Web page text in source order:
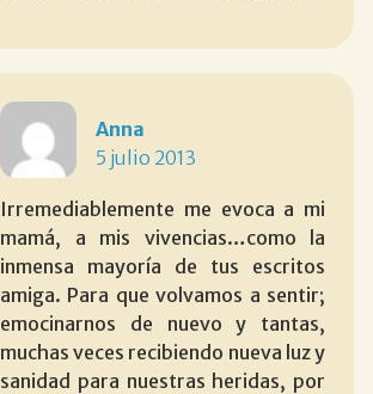
Anna
5 julio 2013
Irremediablemente me evoca a mi
mamá, a mis vivencias…como la
inmensa mayoría de tus escritos
amiga. Para que volvamos a sentir;
emocinarnos de nuevo y tantas,
muchas veces recibiendo nueva luz y
sanidad para nuestras heridas, por